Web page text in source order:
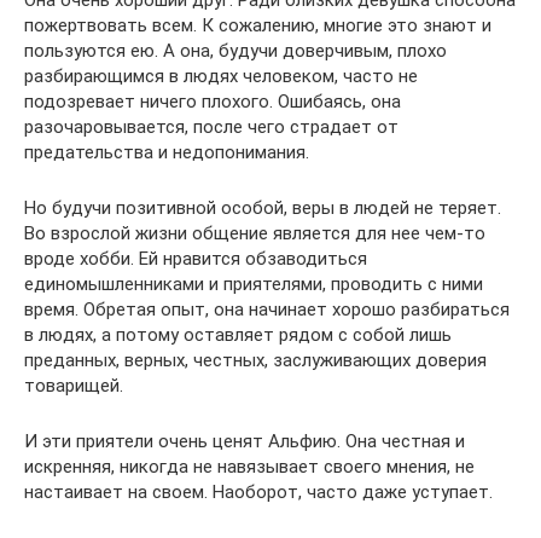
пожертвовать всем. К сожалению, многие это знают и
пользуются ею. А она, будучи доверчивым, плохо
разбирающимся в людях человеком, часто не
подозревает ничего плохого. Ошибаясь, она
разочаровывается, после чего страдает от
предательства и недопонимания.
Но будучи позитивной особой, веры в людей не теряет.
Во взрослой жизни общение является для нее чем-то
вроде хобби. Ей нравится обзаводиться
единомышленниками и приятелями, проводить с ними
время. Обретая опыт, она начинает хорошо разбираться
в людях, а потому оставляет рядом с собой лишь
преданных, верных, честных, заслуживающих доверия
товарищей.
И эти приятели очень ценят Альфию. Она честная и
искренняя, никогда не навязывает своего мнения, не
настаивает на своем. Наоборот, часто даже уступает.